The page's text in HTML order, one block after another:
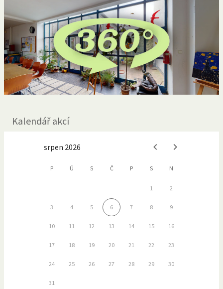
Kalendář akcí
srpen 2026
P Ú S Č P S N
1 2
3 4 5 6 7 8 9
10 11 12 13 14 15 16
17 18 19 20 21 22 23
24 25 26 27 28 29 30
31